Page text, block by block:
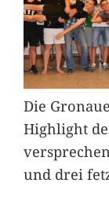
Die
Highlight
und drei